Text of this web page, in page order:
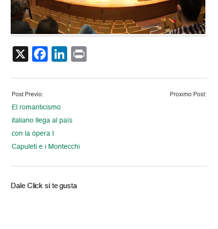
X Facebook
LinkedIn
Post Previo:
El romanticismo
italiano llega al país
con la ópera I
Capuleti e i Montecchi
Proximo Post:
Dale Click si te gusta